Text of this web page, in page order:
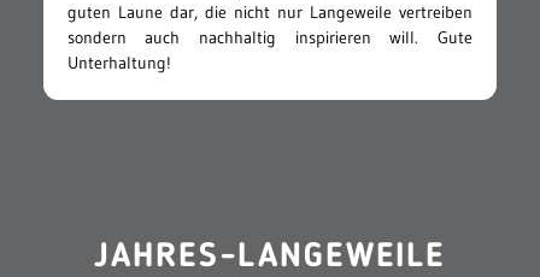
guten Laune dar, die nicht nur Langeweile vertreiben
sondern auch nachhaltig inspirieren will. Gute
Unterhaltung!
JAHRES-LANGEWEILE